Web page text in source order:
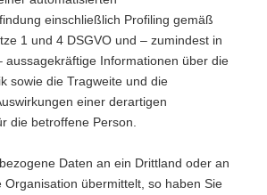
einschließlich Profiling gemäß
1 und 4 DSGVO und – zumindest in
aussagekräftige Informationen über die
sowie die Tragweite und die
einer derartigen
die betroffene Person.
Daten an ein Drittland oder an
Organisation übermittelt, so haben Sie